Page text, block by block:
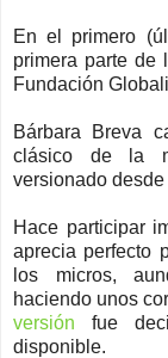
En el primero
primera parte de
Fundación
Bárbara Breva
clásico de la
versionado
Hace participar
aprecia perfecto
los micros,
haciendo unos
versión fue
disponible.